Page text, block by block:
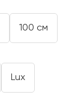
100 см
Lux